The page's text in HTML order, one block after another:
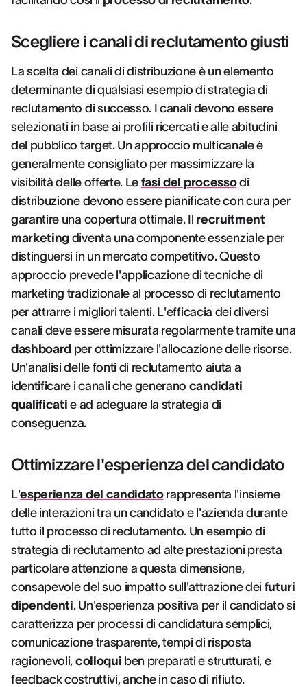
Scegliere i canali di reclutamento giusti
La scelta dei canali di distribuzione è un elemento
determinante di qualsiasi esempio di strategia di
reclutamento di successo. I canali devono essere
selezionati in base ai profili ricercati e alle abitudini
del pubblico target. Un approccio multicanale è
generalmente consigliato per massimizzare la
visibilità delle offerte. Le fasi del processodi
distribuzione devono essere pianificate con cura per
garantire una copertura ottimale. Il recruitment
marketing diventa una componente essenziale per
distinguersi in un mercato competitivo. Questo
approccio prevede l'applicazione di tecniche di
marketing tradizionale al processo di reclutamento
per attrarre i migliori talenti. L'efficacia dei diversi
canali deve essere misurata regolarmente tramite una
dashboard per ottimizzare l'allocazione delle risorse.
Un'analisi delle fonti di reclutamento aiuta a
identificare i canali che generano candidati
qualificati e ad adeguare la strategia di
conseguenza.
Ottimizzare l'esperienza del candidato
L'esperienza del candidatorappresenta l'insieme
delle interazioni tra un candidato e l'azienda durante
tutto il processo di reclutamento. Un esempio di
strategia di reclutamento ad alte prestazioni presta
particolare attenzione a questa dimensione,
consapevole del suo impatto sull'attrazione dei futuri
dipendenti. Un'esperienza positiva per il candidato si
caratterizza per processi di candidatura semplici,
comunicazione trasparente, tempi di risposta
ragionevoli, colloqui ben preparati e strutturati, e
feedback costruttivi, anche in caso di rifiuto.